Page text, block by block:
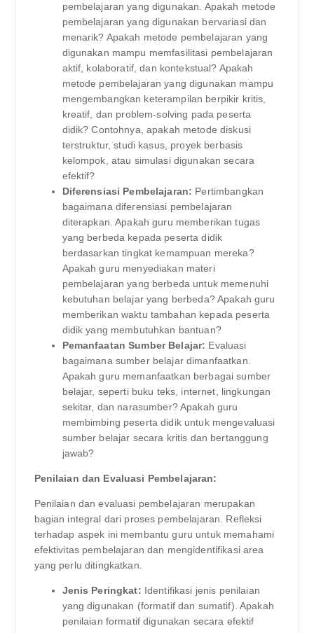
pembelajaran yang digunakan. Apakah metode
pembelajaran yang digunakan bervariasi dan
menarik? Apakah metode pembelajaran yang
digunakan mampu memfasilitasi pembelajaran
aktif, kolaboratif, dan kontekstual? Apakah
metode pembelajaran yang digunakan mampu
mengembangkan keterampilan berpikir kritis,
kreatif, dan problem-solving pada peserta
didik? Contohnya, apakah metode diskusi
terstruktur, studi kasus, proyek berbasis
kelompok, atau simulasi digunakan secara
efektif?
Diferensiasi Pembelajaran: Pertimbangkan
bagaimana diferensiasi pembelajaran
diterapkan. Apakah guru memberikan tugas
yang berbeda kepada peserta didik
berdasarkan tingkat kemampuan mereka?
Apakah guru menyediakan materi
pembelajaran yang berbeda untuk memenuhi
kebutuhan belajar yang berbeda? Apakah guru
memberikan waktu tambahan kepada peserta
didik yang membutuhkan bantuan?
Pemanfaatan Sumber Belajar: Evaluasi
bagaimana sumber belajar dimanfaatkan.
Apakah guru memanfaatkan berbagai sumber
belajar, seperti buku teks, internet, lingkungan
sekitar, dan narasumber? Apakah guru
membimbing peserta didik untuk mengevaluasi
sumber belajar secara kritis dan bertanggung
jawab?
Penilaian dan Evaluasi Pembelajaran:
Penilaian dan evaluasi pembelajaran merupakan
bagian integral dari proses pembelajaran. Refleksi
terhadap aspek ini membantu guru untuk memahami
efektivitas pembelajaran dan mengidentifikasi area
yang perlu ditingkatkan.
Jenis Peringkat: Identifikasi jenis penilaian
yang digunakan (formatif dan sumatif). Apakah
penilaian formatif digunakan secara efektif